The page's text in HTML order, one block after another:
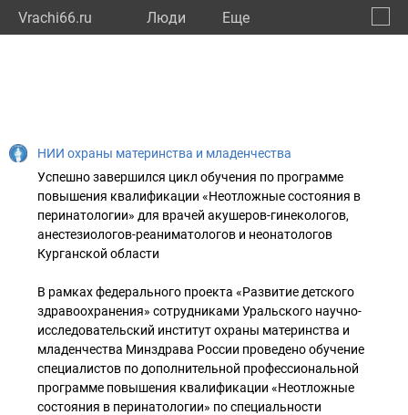
Vrachi66.ru Люди Eще
НИИ охраны материнства и младенчества
Успешно завершился цикл обучения по программе
повышения квалификации «Неотложные состояния в
перинатологии» для врачей акушеров-гинекологов,
анестезиологов-реаниматологов и неонатологов
Курганской области
В рамках федерального проекта «Развитие детского
здравоохранения» сотрудниками Уральского научно-
исследовательский институт охраны материнства и
младенчества Минздрава России проведено обучение
специалистов по дополнительной профессиональной
программе повышения квалификации «Неотложные
состояния в перинатологии» по специальности